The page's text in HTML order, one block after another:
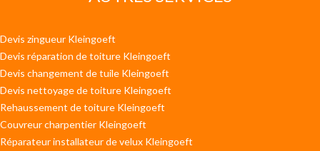
Devis zingueur Kleingoeft
Devis réparation de toiture Kleingoeft
Devis changement de tuile Kleingoeft
Devis nettoyage de toiture Kleingoeft
Rehaussement de toiture Kleingoeft
Couvreur charpentier Kleingoeft
Réparateur installateur de velux Kleingoeft